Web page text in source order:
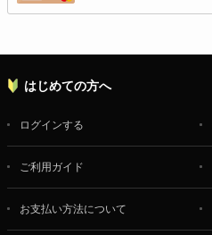
はじめての方へ
ログインする
ご利用ガイド
お支払い方法について